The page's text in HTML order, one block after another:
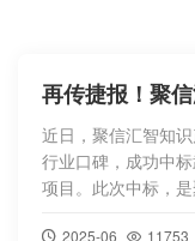

2026年7月，由
府主办，区委组
创业创造大赛圆
春城”为主题，创